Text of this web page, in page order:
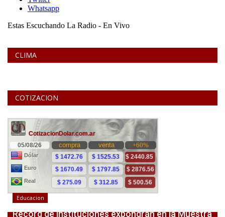
CLIMA
COTIZACION
Educacion
Récord de instituciones expondrán en la Muestra